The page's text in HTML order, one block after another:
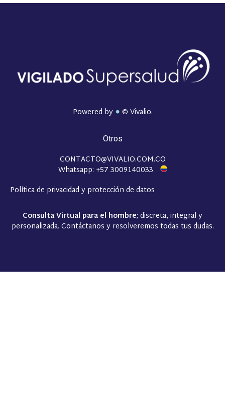
Powered by © Vivalio.
Otros
CONTACTO@VIVALIO.COM.CO
Whatsapp: +57 3009140033
Política de privacidad y protección de datos
Consulta Virtual para el hombre; discreta, integral y
personalizada. Contáctanos y resolveremos todas tus dudas.